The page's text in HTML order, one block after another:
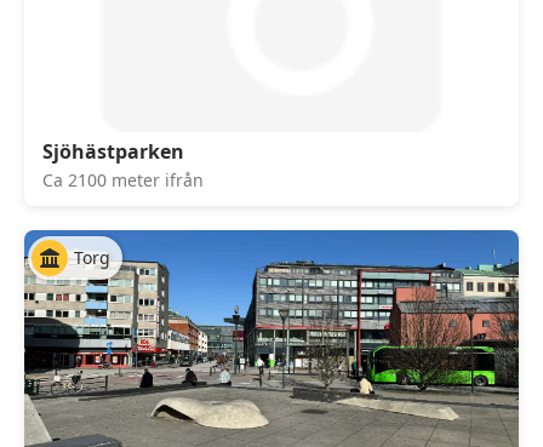
Sjöhästparken
Ca 2100 meter ifrån
Torg